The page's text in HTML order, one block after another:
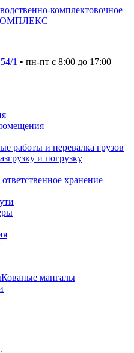
1 • пн-пт c 8:00 до 17:00
работы и перевалка грузов
и погрузку
хранение
Кованые мангалы